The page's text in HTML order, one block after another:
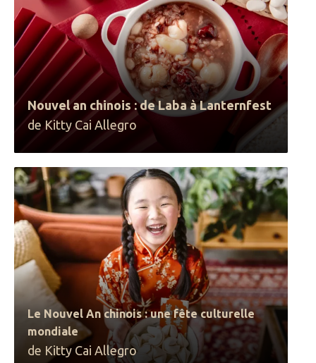
Nouvel an chinois : de Laba à Lanternfest
de Kitty Cai Allegro
Le Nouvel An chinois : une fête culturelle
mondiale
de Kitty Cai Allegro